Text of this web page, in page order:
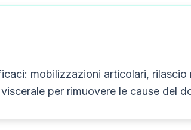
mobilizzazioni articolari, rilascio
per rimuovere le cause del